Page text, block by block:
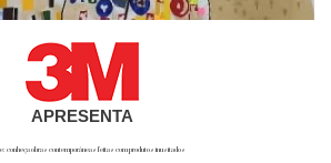
APRESENTA
obras contemporâneas feitas com produtos inusitados